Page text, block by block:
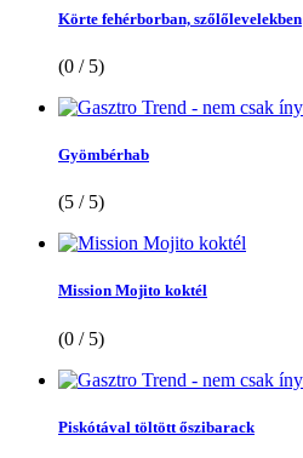
Körte fehérborban, szőlőlevelekben
(0 / 5)
Gyömbérhab
(5 / 5)
Mission Mojito koktél
(0 / 5)
Piskótával töltött őszibarack